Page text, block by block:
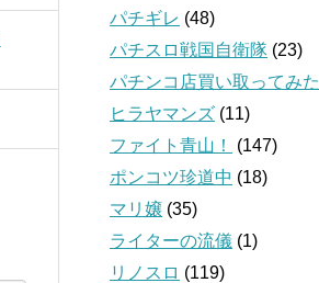
パチギレ (48)
パチスロ戦国自衛隊 (23)
パチンコ店買い取ってみた
ヒラヤマンズ (11)
ファイト青山！
(147)
ポンコツ珍道中 (18)
マリ嬢 (35)
ライターの流儀 (1)
リノスロ (119)